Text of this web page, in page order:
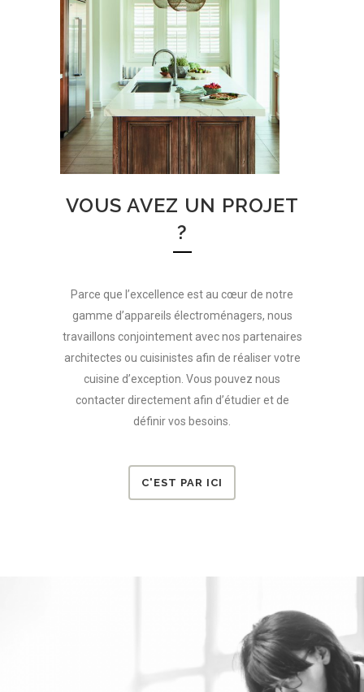
VOUS AVEZ UN PROJET
?
Parce que l’excellence est au cœur de notre
gamme d’appareils électroménagers, nous
travaillons conjointement avec nos partenaires
architectes ou cuisinistes afin de réaliser votre
cuisine d’exception. Vous pouvez nous
contacter directement afin d’étudier et de
définir vos besoins.
C'EST PAR ICI